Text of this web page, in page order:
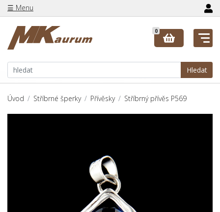
☰ Menu
Hledat
0
Úvod Stříbrné šperky Přívěsky Stříbrný přívěs P569